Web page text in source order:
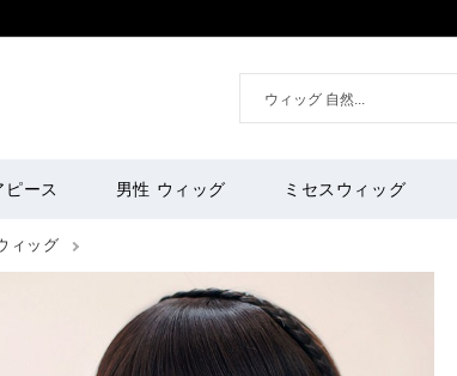
ピース 男性 ウィッグ ミセスウィッグ
ィッグ